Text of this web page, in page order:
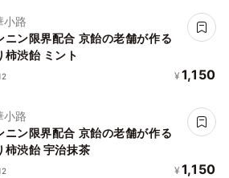
小路
ニン限界配合 京飴の老舗が作る
柿渋飴 ミント
¥ 1,150
小路
ニン限界配合 京飴の老舗が作る
柿渋飴 宇治抹茶
¥ 1,150